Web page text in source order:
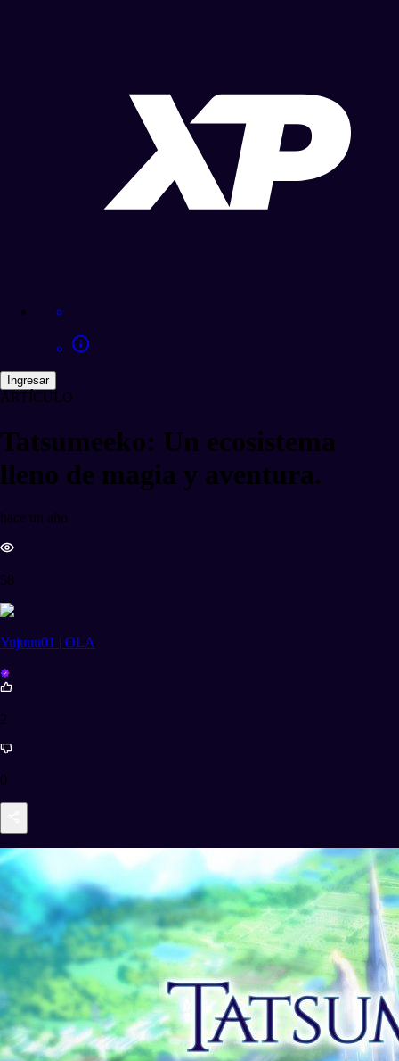
Ingresar
ARTÍCULO
Tatsumeeko: Un ecosistema
lleno de magia y aventura.
hace un año
58
Yujuuu01 | OLA
2
0